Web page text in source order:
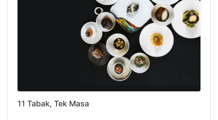
11 Tabak, Tek Masa